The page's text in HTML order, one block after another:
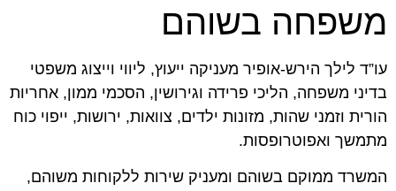
משפחה בשוהם
עו”ד לילך הירש-אופיר מעניקה ייעוץ, ליווי וייצוג משפטי
בדיני משפחה, הליכי פרידה וגירושין, הסכמי ממון, אחריות
הורית וזמני שהות, מזונות ילדים, צוואות, ירושות, ייפוי כוח
מתמשך ואפוטרופסות.
המשרד ממוקם בשוהם ומעניק שירות ללקוחות משוהם,